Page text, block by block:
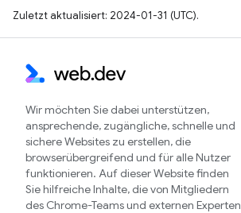
Zuletzt aktualisiert: 2024-01-31 (UTC).
Wir möchten Sie dabei unterstützen,
ansprechende, zugängliche, schnelle und
sichere Websites zu erstellen, die
browserübergreifend und für alle Nutzer
funktionieren. Auf dieser Website finden
Sie hilfreiche Inhalte, die von Mitgliedern
des Chrome-Teams und externen Experten